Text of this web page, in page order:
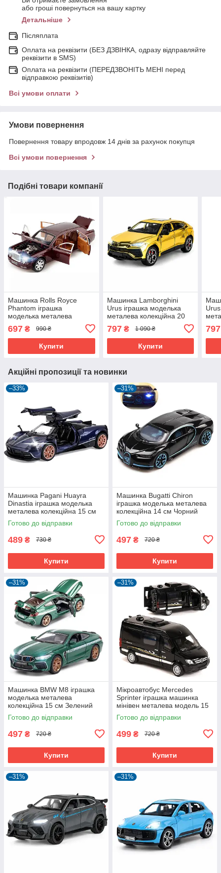
або гроші повернуться на вашу картку
Детальніше
Післяплата
Оплата на реквізити (БЕЗ ДЗВІНКА, одразу відправляйте
реквізити в SMS)
Оплата на реквізити (ПЕРЕДЗВОНІТЬ МЕНІ перед
відправкою реквізитів)
Всі умови оплати
Умови повернення
Повернення товару впродовж 14 днів за рахунок покупця
Всі умови повернення
Подібні товари компанії
Машинка Rolls Royce
Phantom іграшка
моделька металева
Бордовий (58003)
697 ₴ 990 ₴
Купити
Машинка Lamborghini
Urus іграшка моделька
металева колекційна 20
797₴ 1 090 ₴
Купити
797
Акційні пропозиції та новинки
–33%
Машинка Pagani Huayra
Dinastia іграшка моделька
металева колекційна 15 см
Темно-синій (59935)
Готово до відправки
489 ₴ 730 ₴
Купити
–31%
Машинка Bugatti Chiron
іграшка моделька металева
колекційна 14 см Чорний
(59346)
Готово до відправки
497 ₴ 720 ₴
Купити
–31%
Машинка BMW M8 іграшка
моделька металева
колекційна 15 см Зелений
(59890)
Готово до відправки
497 ₴ 720 ₴
Купити
–31%
Мікроавтобус Mercedes
Sprinter іграшка машинка
мінівен металева модель 15
см Чорний (59666)
Готово до відправки
499 ₴ 720 ₴
Купити
–31% –31%